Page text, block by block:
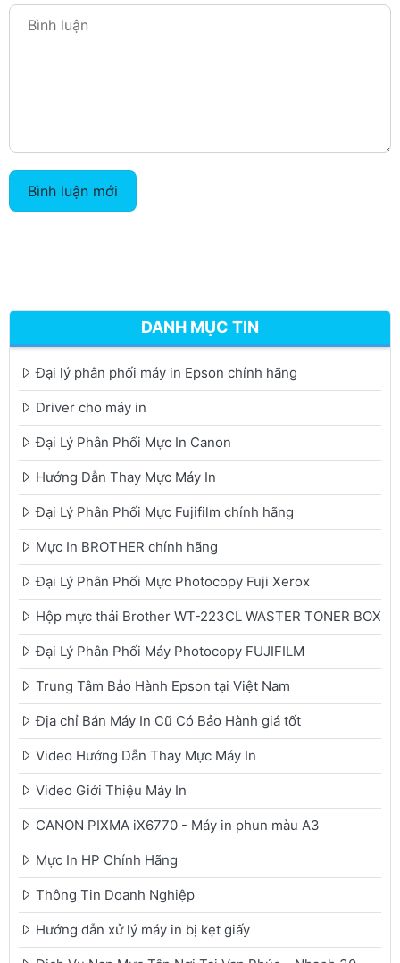
Bình luận mới
DANH MỤC TIN
Đại lý phân phối máy in Epson chính hãng
Driver cho máy in
Đại Lý Phân Phối Mực In Canon
Hướng Dẫn Thay Mực Máy In
Đại Lý Phân Phối Mực Fujifilm chính hãng
Mực In BROTHER chính hãng
Đại Lý Phân Phối Mực Photocopy Fuji Xerox
Hộp mực thải Brother WT-223CL WASTER TONER BOX
Đại Lý Phân Phối Máy Photocopy FUJIFILM
Trung Tâm Bảo Hành Epson tại Việt Nam
Địa chỉ Bán Máy In Cũ Có Bảo Hành giá tốt
Video Hướng Dẫn Thay Mực Máy In
Video Giới Thiệu Máy In
CANON PIXMA iX6770 - Máy in phun màu A3
Mực In HP Chính Hãng
Thông Tin Doanh Nghiệp
Hướng dẫn xử lý máy in bị kẹt giấy